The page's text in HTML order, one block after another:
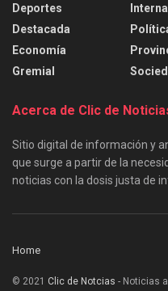
Deportes
Destacada
Economía
Gremial
Acerca de Clic de
Sitio digital de información y
que surge a partir de la
noticias con la dosis justa de
Home
© 2021 Clic de Notcias - Noticias